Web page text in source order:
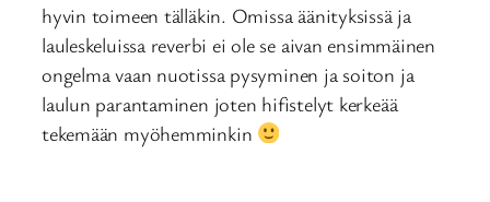
hyvin toimeen tälläkin. Omissa äänityksissä ja
lauleskeluissa reverbi ei ole se aivan ensimmäinen
ongelma vaan nuotissa pysyminen ja soiton ja
laulun parantaminen joten hifistelyt kerkeää
tekemään myöhemminkin